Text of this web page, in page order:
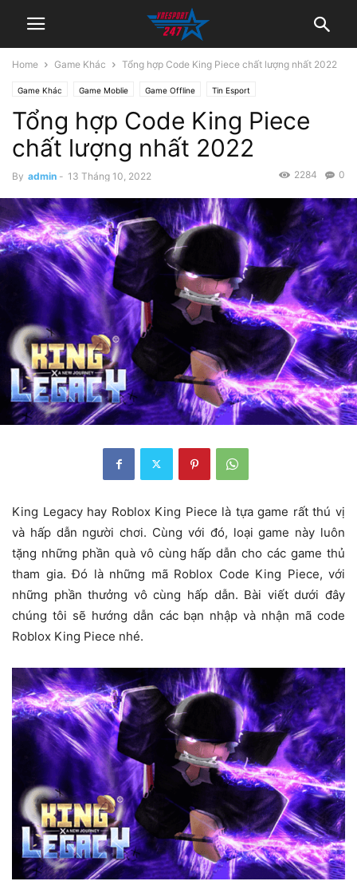
Home Game Khác Tổng hợp Code King Piece chất lượng nhất 2022
Game Khác Game Moblie Game Offline Tin Esport
Tổng hợp Code King Piece
chất lượng nhất 2022
By admin - 13 Tháng 10, 2022 0
2284
King Legacy hay Roblox King Piece là tựa game rất thú vị
và hấp dẫn người chơi. Cùng với đó, loại game này luôn
tặng những phần quà vô cùng hấp dẫn cho các game thủ
tham gia. Đó là những mã Roblox Code King Piece, với
những phần thưởng vô cùng hấp dẫn. Bài viết dưới đây
chúng tôi sẽ hướng dẫn các bạn nhập và nhận mã code
Roblox King Piece nhé.